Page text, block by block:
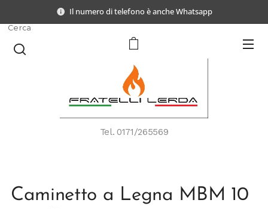
Il numero di telefono è anche Whatsapp
Tel. 0171/265569
Cerca
Caminetto a Legna MBM 10